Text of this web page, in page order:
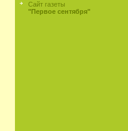
Сайт газеты
"Первое сентября"